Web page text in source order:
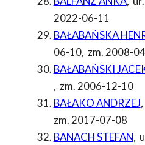
2022-06-11
BAŁABAŃSKA
06-10, zm. 2008-
BAŁABAŃSKI
, zm. 2006-12-10
BAŁAKO ANDRZEJ,
zm. 2017-07-08
BANACH STEFAN,